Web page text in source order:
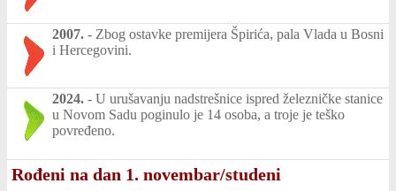
2007. - Zbog ostavke premijera Špirića, pala Vlada u Bosni
i Hercegovini.
2024. - U urušavanju nadstrešnice ispred železničke stanice
u Novom Sadu poginulo je 14 osoba, a troje je teško
povređeno.
Rođeni na dan 1. novembar/studeni